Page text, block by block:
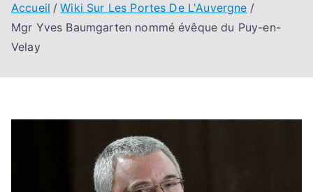
Accueil
Wiki Sur Les Portes De L'Auvergne
Mgr Yves Baumgarten nommé évêque du Puy-en-
Velay